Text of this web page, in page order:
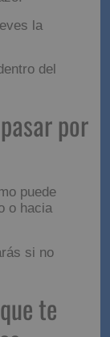
al inicio
: si devuelves
del
puede
hacia